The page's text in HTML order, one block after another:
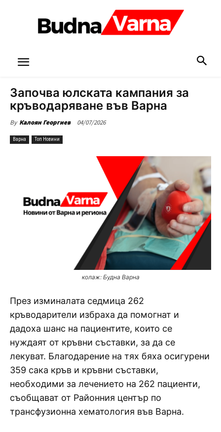
Започва юлската кампания за
кръводаряване във Варна
By Калоян Георгиев 04/07/2026
Варна Топ Новини
колаж: Будна Варна
През изминалата седмица 262
кръводарители избраха да помогнат и
дадоха шанс на пациентите, които се
нуждаят от кръвни съставки, за да се
лекуват. Благодарение на тях бяха осигурени
359 сака кръв и кръвни съставки,
необходими за лечението на 262 пациенти,
съобщават от Районния център по
трансфузионна хематология във Варна.